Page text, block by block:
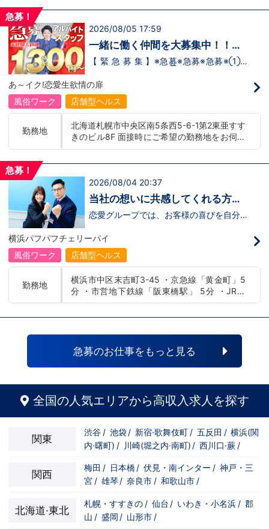
か？？当グループは年功序列ではなく実力
や幹部枠への昇格が可能なんです！力のあ
る方には必要な席をしっかりご用意できる
環境ですのでご安心ください。実際に入社
後、最短で8ヶ月で店長になった先輩もい
んか！？ 勿論、男性だけではなく女性も
活躍中。ハピネスグループ初の女性店長だ
って目指せます。それでもまだ迷ってるっ
て方は是非オフィシャルサイトをご覧下さ
お手数ですがコピー＆ペーストしてURLを
開いていただければです。先輩のインタビ
ュー動画など、アナタが一歩踏み出すキッ
非ご覧ください(^^)鳥取米子で 「オトコの
480万円＋目標達成報奨金100万円☆※今
だけ限定引越し代も当社負担！！！
急募！
2026/08/05 17:59
一緒に働く仲間を大募集中！！
【アルバイト・送迎ドライバー急
【 緊 急 募 集 】※急募※急募※急募※①ス
バー！店舗間5分程度お客様を送迎するだ
け！時給：①1,300円～②1,100円～勤務
時間：①早番：8:00～18:00 （食事休憩
あり：実働9時間） 遅番：16:00～翌
日祝日の日中(9時～16時位まで)、平日夜
(夕方～24時位まで)※ご希望があれば、そ
の他のシフト調整も可能です。お気軽にご
であればOK！②ご自身の車持ち込み
用時は時給変動あり）「今すぐ稼ぎた
い！」「業界に興味はあるけどちょっと不
安...」「運転が好き！」という方、大歓
迎！スピード採用中につき、ご応募はお急
喜びを自分自身の喜びに感じられるような
人物を求めています！・接客が好き・お客
様が笑顔になると自分も嬉しい・お客様だ
けでなく、働く仲間もキャストさんも笑顔
為にはどうしたらいいのか？を考えられる
上記のような方が当グループでは活躍の場
を広げています。他にも…・失敗しても諦
い！・環境を変えてチャレンジしたい！・
経験がないからダメという事は一切なく、
自分の将来のビジョンの為にこうしたい！
こうなりたい！と強い意志を持ってる方に
も平等にチャンスがある職場になっていま
す。今働いてる先輩方は、異業種から転職
してきた方が圧倒的に多いです。「ちょっ
と求めてる人物像と自分は違うかも…？」
と思う方もいると思います。ですが、よく
考えてください。全てが当てはまる人の方
が少ないと思います。ココは自分にも当て
はまる！で十分なんです。まずは応募し
さい。その後、私たちの想いを説明させて
いただきます。その話の中で共感できる
か/出来ないかだと思います。ご応募お待
あ～イク!恋愛生欲情の扉
風俗ワーク
店舗型ヘルス
勤務地
北海道札幌市中央区南5条西5-6-1第2東亜すす
きのビル8F 面接時にご希望の勤務地をお伺い
し、配属店舗を決定いたします。 入社後の転
■横浜エリア：神奈川県横浜市中区 ・京急線
黄金町駅、日ノ出町駅 ・市営地下鉄阪東橋
駅、伊勢佐木長者町駅 ・JR横浜線関内駅 ■札
幌エリア：北海道札幌市 地下鉄南北線すすき
の駅
急募！
2026/08/04 20:37
当社の想いに共感してくれる方、
大募集‼
恋愛グループでは、お客様の喜びを自分自
います！・接客が好き・お客様が笑顔にな
ると自分も嬉しい・お客様だけでなく、働
く仲間もキャストさんも笑顔になると嬉し
い・喜んで(楽しんで)もらう為にはどうし
方が当グループでは活躍の場を広げていま
す。他にも…・失敗しても諦めない！・と
にかくやる気だけは負けない！・環境を変
をあげたい！など。接客業経験がないから
ジョンの為にこうしたい！こうなりたい！
と強い意志を持ってる方にも平等にチャン
スがある職場になっています。その為、未
経験からの応募も大歓迎です。今働いてる
倒的に多いです。「ちょっと求めてる人物
像と自分は違うかも…？」と思う方もいる
と思います。ですが、よく考えてくださ
い。全てが当てはまる人の方が少ないと思
います。ココは自分にも当てはまる！で十
分なんです。まずは応募して、面接時にあ
なたの想いを聞かせてください。その後、
その話の中で共感できるか/出来ないかだ
と思います。ご応募お待ちしておりま
す！！
横浜パフパフチェリーパイ
風俗ワーク
店舗型ヘルス
勤務地
横浜市中区末吉町3-45 ・京急線「黄金町」5
分 ・市営地下鉄線「阪東橋駅」 5分 ・JR線
「関内駅」15分
急募のお仕事をもっと見る
全国の人気エリアから高収入求人を探す
関東
渋谷 / 池袋 / 新宿·歌舞伎町 / 五反田 / 横浜(関
内·曙町) / 川崎(堀之内·南町) / 西川口·蕨 /
関西
梅田 / 日本橋 / 伏見・南インター / 神戸・三
宮 / 雄琴 / 奈良市 / 和歌山市 /
北海道·東北
札幌・すすきの / 仙台 / いわき・小名浜 / 郡
山 / 盛岡 / 山形市 /